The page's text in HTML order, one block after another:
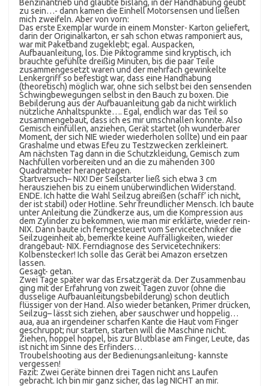
Benzinantrieb und glaubte bislang, in der Handhabung geübt
zu sein…- dann kamen die Einhell Motorsensen und ließen
mich zweifeln. Aber von vorn:
Das erste Exemplar wurde in einem Monster- Karton geliefert,
darin der Originalkarton, er sah schon etwas ramponiert aus,
war mit Paketband zugeklebt; egal. Auspacken,
Aufbauanleitung, los. Die Piktogramme sind kryptisch, ich
brauchte gefühlte dreißig Minuten, bis die paar Teile
zusammengesetzt waren und der mehrfach gewinkelte
Lenkergriff so befestigt war, dass eine Handhabung
(theoretisch) möglich war, ohne sich selbst bei den sensenden
Schwingbewegungen selbst in den Bauch zu boxen. Die
Bebilderung aus der Aufbauanleitung gab da nicht wirklich
nützliche Anhaltspunkte…. Egal, endlich war das Teil so
zusammengebaut, dass ich es mir umschnallen konnte. Also
Gemisch einfüllen, anziehen, Gerät startet (oh wunderbarer
Moment, der sich NIE wieder wiederholen sollte) und ein paar
Grashalme und etwas Efeu zu Testzwecken zerkleinert.
Am nächsten Tag dann in die Schutzkleidung, Gemisch zum
Nachfüllen vorbereiten und an die zu mähenden 300
Quadratmeter herangetragen.
Startversuch– NIX! Der Seilstarter ließ sich etwa 3 cm
herausziehen bis zu einem unüberwindlichen Widerstand.
ENDE. Ich hatte die Wahl Seilzug abreißen (schaff’ ich nicht,
der ist stabil) oder Hotline. Sehr freundlicher Mensch. Ich baute
unter Anleitung die Zündkerze aus, um die Kompression aus
dem Zylinder zu bekommen, wie man mir erklärte, wieder rein-
NIX. Dann baute ich ferngesteuert vom Servicetechniker die
Seilzugeinheit ab, bemerkte keine Auffälligkeiten, wieder
drangebaut- NIX. Ferndiagnose des Servicetechnikers:
Kolbenstecker! Ich solle das Gerät bei Amazon ersetzen
lassen.
Gesagt- getan.
Zwei Tage später war das Ersatzgerät da. Der Zusammenbau
ging mit der Erfahrung von zweit Tagen zuvor (ohne die
dusselige Aufbauanleitungsbebilderung) schon deutlich
flüssiger von der Hand. Also wieder betanken, Primer drücken,
Seilzug– lässt sich ziehen, aber sauschwer und hoppelig…
aua, aua an irgendeiner scharfen Kante die Haut vom Finger
geschruppt; nur starten, starten will die Maschine nicht.
Ziehen, hoppel hoppel, bis zur Blutblase am Finger, Leute, das
ist nicht im Sinne des Erfinders…
Troubelshooting aus der Bedienungsanleitung- kannste
vergessen!
Fazit: Zwei Geräte binnen drei Tagen nicht ans Laufen
gebracht. Ich bin mir ganz sicher, das lag NICHT an mir.